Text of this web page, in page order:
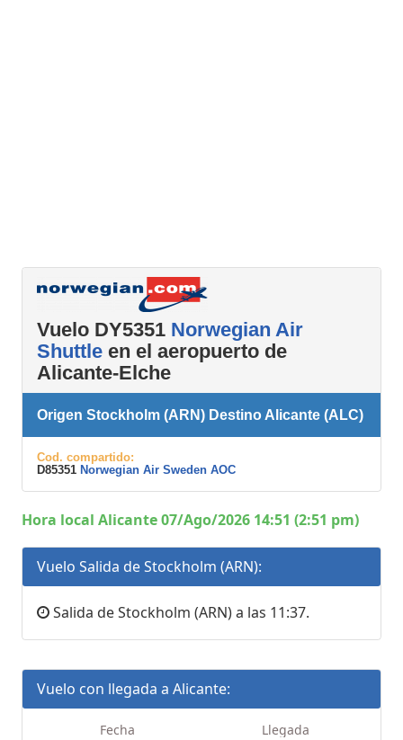
Vuelo DY5351 Norwegian Air
Shuttle en el aeropuerto de
Alicante-Elche
Origen Stockholm (ARN) Destino Alicante (ALC)
Cod. compartido:
D85351 Norwegian Air Sweden AOC
Hora local Alicante 07/Ago/2026 14:51 (2:51 pm)
Vuelo Salida de Stockholm (ARN):
Salida de Stockholm (ARN) a las 11:37.
Vuelo con llegada a Alicante:
Fecha Llegada